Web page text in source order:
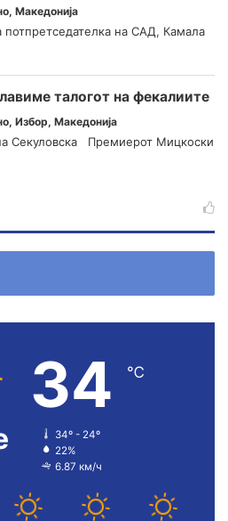
, Македонија
потпретседателка на САД, Камала
талогот на фекалиите
, Избор, Македонија
Секуловска Премиерот Мицкоски
34 ℃
34º - 24º
22%
6.87 км/ч